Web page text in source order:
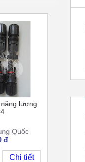
lượng
Quốc
đ
Chi tiết